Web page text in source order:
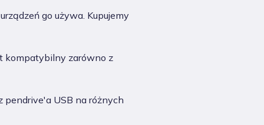
go używa. Kupujemy
kompatybilny zarówno z
pendrive'a USB na różnych